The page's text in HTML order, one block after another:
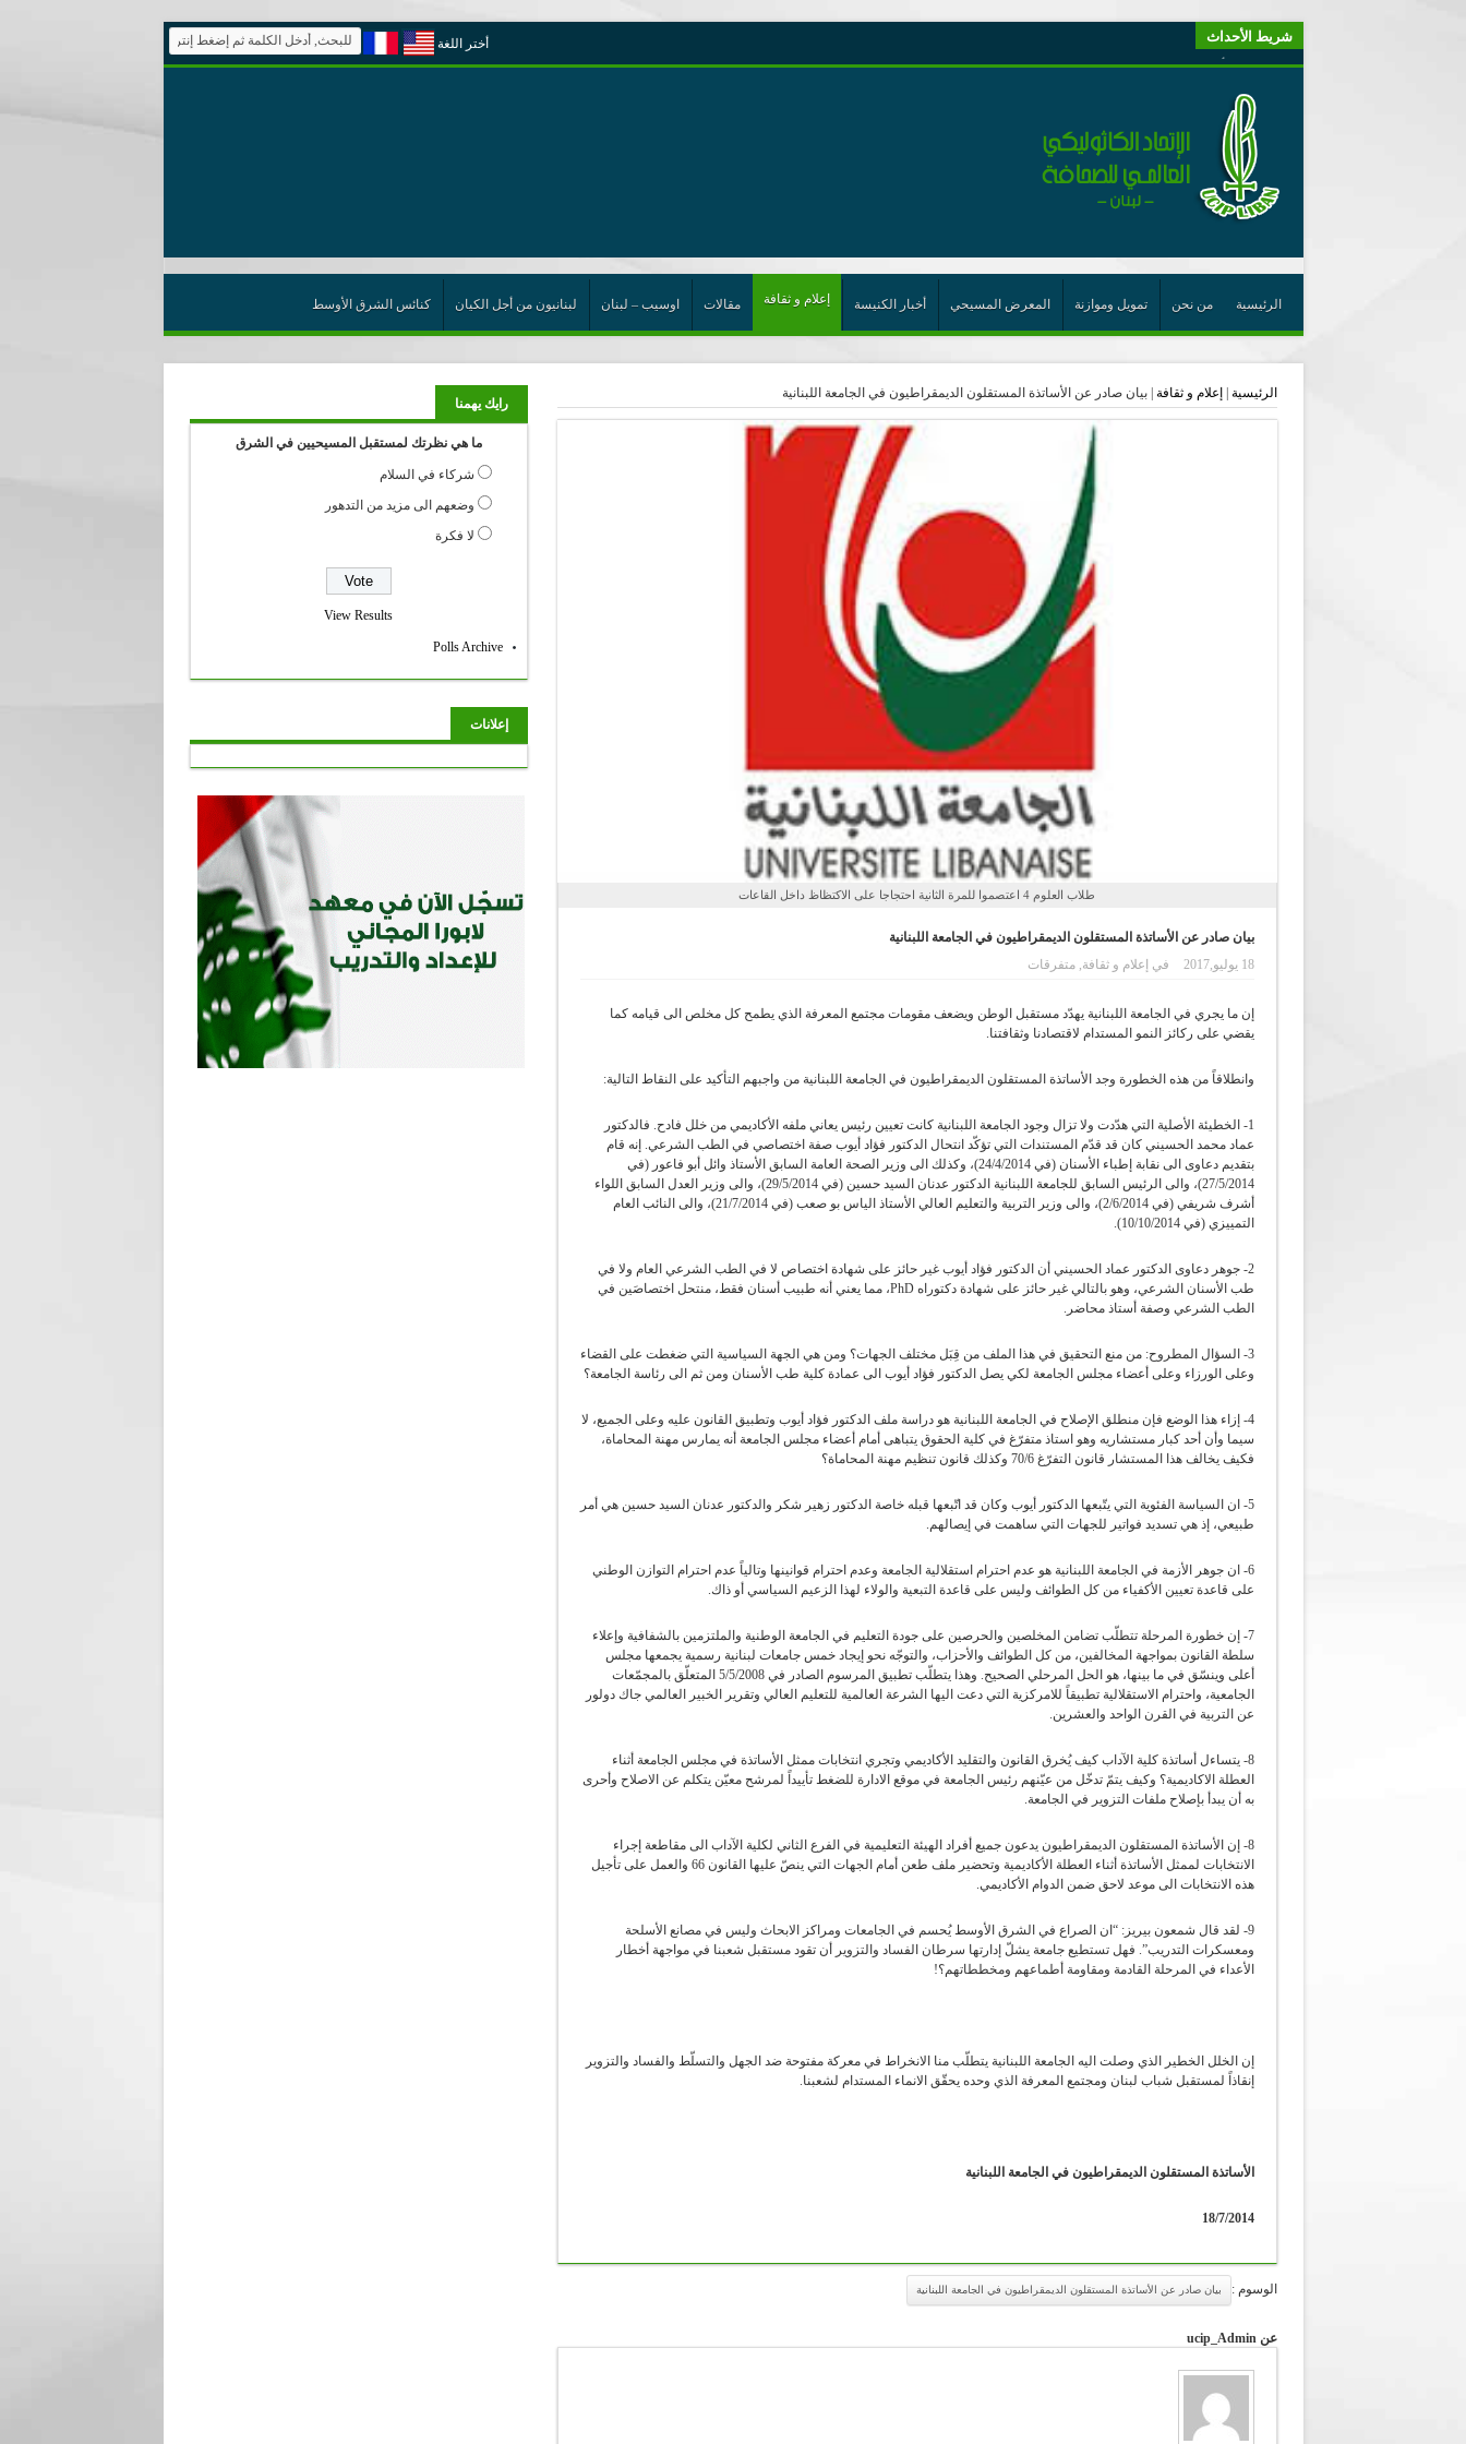
شريط الأحداث
“لبنانيون من أجل الكيان” (اتحاد اورا) : طرح رئيس الجمهورية حول اللامركزية الموسعة شرط واجب للخروج من حالة الجمود
“الوحدة في التعدّد: إعادة بناء الديمقراطيّة التوافقيّة في لبنان”
يتبع في معنى الأعجوبة
ترشيح أسعد جوان لجائزة نوبل يعزّز تثبيت
احتفالات عيد القديس شربل تتواصل في بقاعكفرا…
الأعجوبة في المسيحيّة: معنًى وحدًّا
من يختصر الله يجعل الدين خطرًا
أيّ عيش مشترك نريد؟
أختر اللغة
الرئيسية من نحن تمويل وموازنة المعرض المسيحي أخبار الكنيسة إعلام و ثقافة مقالات اوسيب – لبنان لبنانيون من أجل الكيان كنائس الشرق الأوسط
الرئيسية إعلام و ثقافة |بيان صادر عن الأساتذة المستقلون الديمقراطيون في الجامعة اللبنانية
طلاب العلوم 4 اعتصموا للمرة الثانية احتجاجا على الاكتظاظ داخل القاعات
بيان صادر عن الأساتذة المستقلون الديمقراطيون في الجامعة اللبنانية
18 يوليو,2017
في إعلام و ثقافة,متفرقات
إن ما يجري في الجامعة اللبنانية يهدّد مستقبل الوطن ويضعف مقومات مجتمع المعرفة الذي يطمح كل مخلص الى قيامه كما
يقضي على ركائز النمو المستدام لاقتصادنا وثقافتنا.
وانطلاقاً من هذه الخطورة وجد الأساتذة المستقلون الديمقراطيون في الجامعة اللبنانية من واجبهم التأكيد على النقاط التالية:
1- الخطيئة الأصلية التي هدّدت ولا تزال وجود الجامعة اللبنانية كانت تعيين رئيس يعاني ملفه الأكاديمي من خلل فادح. فالدكتور
عماد محمد الحسيني كان قد قدّم المستندات التي تؤكّد انتحال الدكتور فؤاد أيوب صفة اختصاصي في الطب الشرعي. إنه قام
بتقديم دعاوى الى نقابة إطباء الأسنان (في 24/4/2014)، وكذلك الى وزير الصحة العامة السابق الأستاذ وائل أبو فاعور (في
27/5/2014)، والى الرئيس السابق للجامعة اللبنانية الدكتور عدنان السيد حسين (في 29/5/2014)، والى وزير العدل السابق اللواء
أشرف شريفي (في 2/6/2014)، والى وزير التربية والتعليم العالي الأستاذ الياس بو صعب (في 21/7/2014)، والى النائب العام
التمييزي (في 10/10/2014).
2- جوهر دعاوى الدكتور عماد الحسيني أن الدكتور فؤاد أيوب غير حائز على شهادة اختصاص لا في الطب الشرعي العام ولا في
طب الأسنان الشرعي، وهو بالتالي غير حائز على شهادة دكتوراه PhD، مما يعني أنه طبيب أسنان فقط، منتحل اختصاصَين في
الطب الشرعي وصفة أستاذ محاضر.
3- السؤال المطروح: من منع التحقيق في هذا الملف من قِبَل مختلف الجهات؟ ومن هي الجهة السياسية التي ضغطت على القضاء
وعلى الورزاء وعلى أعضاء مجلس الجامعة لكي يصل الدكتور فؤاد أيوب الى عمادة كلية طب الأسنان ومن ثم الى رئاسة الجامعة؟
4- إزاء هذا الوضع فإن منطلق الإصلاح في الجامعة اللبنانية هو دراسة ملف الدكتور فؤاد أيوب وتطبيق القانون عليه وعلى الجميع، لا
سيما وأن أحد كبار مستشاريه وهو استاذ متفرّغ في كلية الحقوق يتباهى أمام أعضاء مجلس الجامعة أنه يمارس مهنة المحاماة،
فكيف يخالف هذا المستشار قانون التفرّغ 70/6 وكذلك قانون تنظيم مهنة المحاماة؟
5- ان السياسة الفئوية التي يتّبعها الدكتور أيوب وكان قد اتّبعها قبله خاصة الدكتور زهير شكر والدكتور عدنان السيد حسين هي أمر
طبيعي، إذ هي تسديد فواتير للجهات التي ساهمت في إيصالهم.
6- ان جوهر الأزمة في الجامعة اللبنانية هو عدم احترام استقلالية الجامعة وعدم احترام قوانينها وتالياً عدم احترام التوازن الوطني
على قاعدة تعيين الأكفياء من كل الطوائف وليس على قاعدة التبعية والولاء لهذا الزعيم السياسي أو ذاك.
7- إن خطورة المرحلة تتطلّب تضامن المخلصين والحرصين على جودة التعليم في الجامعة الوطنية والملتزمين بالشفافية وإعلاء
سلطة القانون بمواجهة المخالفين، من كل الطوائف والأحزاب، والتوجّه نحو إيجاد خمس جامعات لبنانية رسمية يجمعها مجلس
أعلى وينسّق في ما بينها، هو الحل المرحلي الصحيح. وهذا يتطلّب تطبيق المرسوم الصادر في 5/5/2008 المتعلّق بالمجمّعات
الجامعية، واحترام الاستقلالية تطبيقاً للامركزية التي دعت اليها الشرعة العالمية للتعليم العالي وتقرير الخبير العالمي جاك دولور
عن التربية في القرن الواحد والعشرين.
8- يتساءل أساتذة كلية الآداب كيف يُخرق القانون والتقليد الأكاديمي وتجري انتخابات ممثل الأساتذة في مجلس الجامعة أثناء
العطلة الاكاديمية؟ وكيف يتمّ تدخّل من عيّنهم رئيس الجامعة في موقع الادارة للضغط تأييداً لمرشح معيّن يتكلم عن الاصلاح وأحرى
به أن يبدأ بإصلاح ملفات التزوير في الجامعة.
8- إن الأساتذة المستقلون الديمقراطيون يدعون جميع أفراد الهيئة التعليمية في الفرع الثاني لكلية الآداب الى مقاطعة إجراء
الانتخابات لممثل الأساتذة أثناء العطلة الأكاديمية وتحضير ملف طعن أمام الجهات التي ينصّ عليها القانون 66 والعمل على تأجيل
هذه الانتخابات الى موعد لاحق ضمن الدوام الأكاديمي.
9- لقد قال شمعون بيريز: “ان الصراع في الشرق الأوسط يُحسم في الجامعات ومراكز الابحاث وليس في مصانع الأسلحة
ومعسكرات التدريب”. فهل تستطيع جامعة يشلّ إدارتها سرطان الفساد والتزوير أن تقود مستقبل شعبنا في مواجهة أخطار
الأعداء في المرحلة القادمة ومقاومة أطماعهم ومخططاتهم؟!
إن الخلل الخطير الذي وصلت اليه الجامعة اللبنانية يتطلّب منا الانخراط في معركة مفتوحة ضد الجهل والتسلّط والفساد والتزوير
إنقاذاً لمستقبل شباب لبنان ومجتمع المعرفة الذي وحده يحقّق الانماء المستدام لشعبنا.
الأساتذة المستقلون الديمقراطيون في الجامعة اللبنانية
18/7/2014
الوسوم : بيان صادر عن الأساتذة المستقلون الديمقراطيون في الجامعة اللبنانية
عن ucip_Admin
رايك يهمنا
ما هي نظرتك لمستقبل المسيحيين في الشرق
شركاء في السلام
وضعهم الى مزيد من التدهور
لا فكرة
View Results
Polls Archive
إعلانات